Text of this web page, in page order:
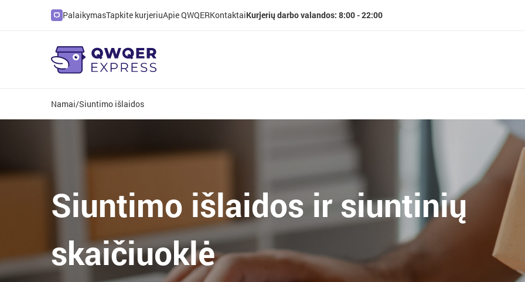
PalaikymasTapkite kurjeriuApie QWQERKontaktaiKurjerių darbo valandos: 8:00 - 22:00
Namai/Siuntimo išlaidos
Siuntimo išlaidos ir siuntinių
skaičiuoklė